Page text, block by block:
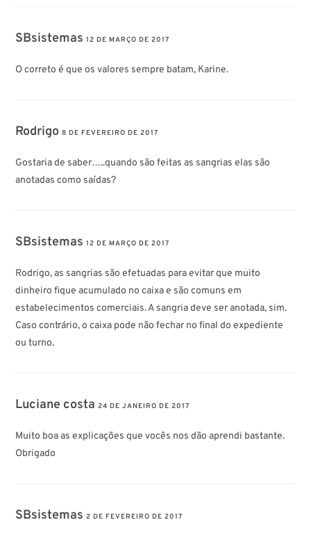
SBsistemas12 DE MARÇO DE 2017
O correto é que os valores sempre batam, Karine.
Rodrigo8 DE FEVEREIRO DE 2017
Gostaria de saber…..quando são feitas as sangrias elas são
anotadas como saídas?
SBsistemas12 DE MARÇO DE 2017
Rodrigo, as sangrias são efetuadas para evitar que muito
dinheiro fique acumulado no caixa e são comuns em
estabelecimentos comerciais. A sangria deve ser anotada, sim.
Caso contrário, o caixa pode não fechar no final do expediente
ou turno.
Luciane costa24 DE JANEIRO DE 2017
Muito boa as explicações que vocês nos dão aprendi bastante.
Obrigado
SBsistemas2 DE FEVEREIRO DE 2017